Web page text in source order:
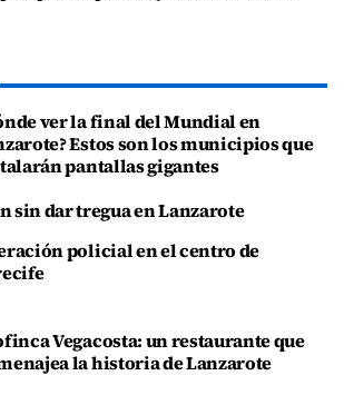
ver la final del Mundial en
Estos son los municipios que
pantallas gigantes
sin dar tregua en Lanzarote
policial en el centro de
Vegacosta: un restaurante que
la historia de Lanzarote